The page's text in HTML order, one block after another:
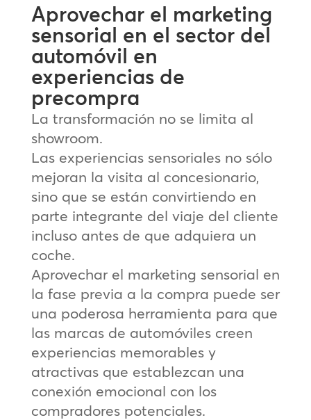
Aprovechar el marketing
sensorial en el sector del
automóvil en
experiencias de
precompra
La transformación no se limita al
showroom.
Las experiencias sensoriales no sólo
mejoran la visita al concesionario,
sino que se están convirtiendo en
parte integrante del viaje del cliente
incluso antes de que adquiera un
coche.
Aprovechar el marketing sensorial en
la fase previa a la compra puede ser
una poderosa herramienta para que
las marcas de automóviles creen
experiencias memorables y
atractivas que establezcan una
conexión emocional con los
compradores potenciales.